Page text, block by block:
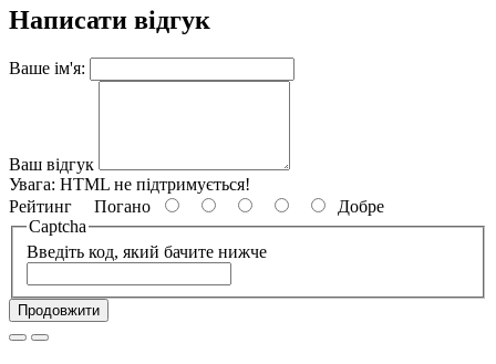
Написати відгук
Ваше ім'я:
Ваш відгук
Увага: HTML не підтримується!
Рейтинг Погано
Добре
Captcha
Введіть код, який бачите нижче
Продовжити